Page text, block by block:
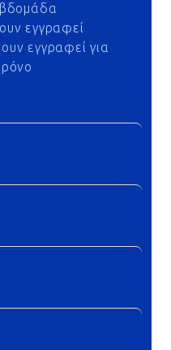
εγγραφεί
εγγραφεί για